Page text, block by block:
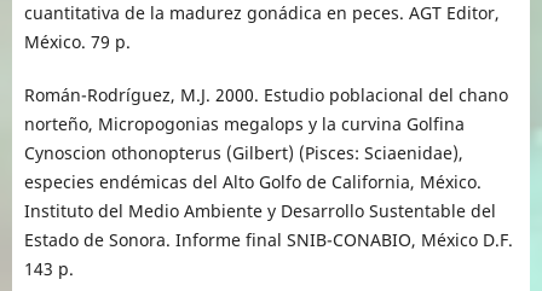
cuantitativa de la madurez gonádica en peces. AGT Editor,
México. 79 p.
Román-Rodríguez, M.J. 2000. Estudio poblacional del chano
norteño, Micropogonias megalops y la curvina Golfina
Cynoscion othonopterus (Gilbert) (Pisces: Sciaenidae),
especies endémicas del Alto Golfo de California, México.
Instituto del Medio Ambiente y Desarrollo Sustentable del
Estado de Sonora. Informe final SNIB-CONABIO, México D.F.
143 p.